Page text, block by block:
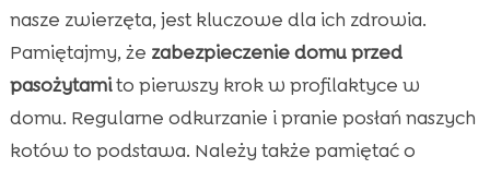
nasze zwierzęta, jest kluczowe dla ich zdrowia.
Pamiętajmy, że zabezpieczenie domu przed
pasożytamito pierwszy krok w profilaktyce w
domu. Regularne odkurzanie i pranie posłań naszych
kotów to podstawa. Należy także pamiętać o